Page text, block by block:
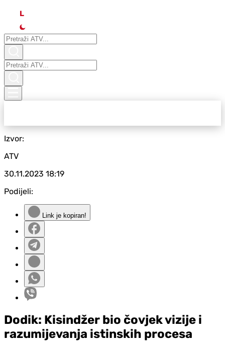
L
Izvor:
ATV
30.11.2023 18:19
Podijeli:
Link je kopiran!
Dodik: Kisindžer bio čovjek vizije i
razumijevanja istinskih procesa